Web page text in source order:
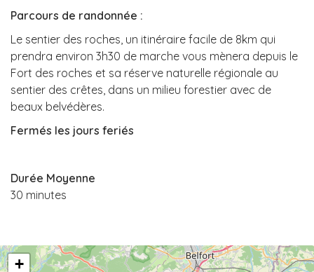
Parcours de randonnée :
Le sentier des roches, un itinéraire facile de 8km qui
prendra environ 3h30 de marche vous mènera depuis le
Fort des roches et sa réserve naturelle régionale au
sentier des crêtes, dans un milieu forestier avec de
beaux belvédères.
Fermés les jours feriés
Durée Moyenne
30 minutes
+